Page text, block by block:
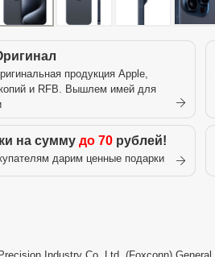
продукция Apple,
копий и RFB. Вышлем имей для
на сумму до 70 рублей!
дарим ценные подарки